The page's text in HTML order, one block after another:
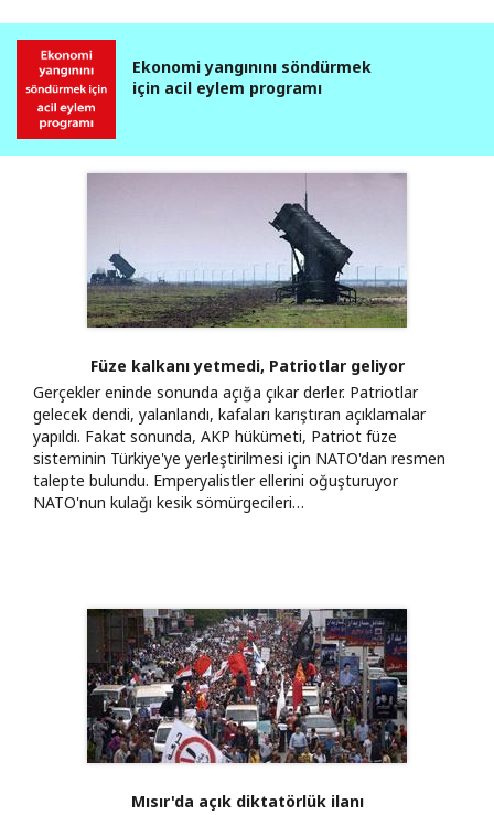
Ekonomi yangınını söndürmek
için acil eylem programı
Füze kalkanı yetmedi, Patriotlar geliyor
Gerçekler eninde sonunda açığa çıkar derler. Patriotlar
gelecek dendi, yalanlandı, kafaları karıştıran açıklamalar
yapıldı. Fakat sonunda, AKP hükümeti, Patriot füze
sisteminin Türkiye'ye yerleştirilmesi için NATO'dan resmen
talepte bulundu. Emperyalistler ellerini oğuşturuyor
NATO'nun kulağı kesik sömürgecileri…
Mısır'da açık diktatörlük ilanı